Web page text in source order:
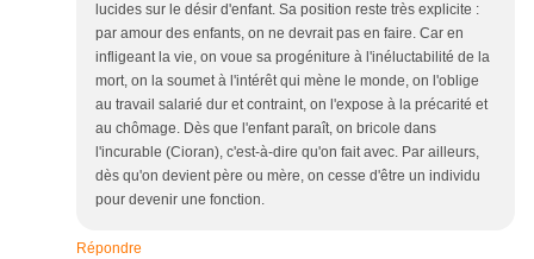
lucides sur le désir d'enfant. Sa position reste très explicite :
par amour des enfants, on ne devrait pas en faire. Car en
infligeant la vie, on voue sa progéniture à l'inéluctabilité de la
mort, on la soumet à l'intérêt qui mène le monde, on l'oblige
au travail salarié dur et contraint, on l'expose à la précarité et
au chômage. Dès que l'enfant paraît, on bricole dans
l'incurable (Cioran), c'est-à-dire qu'on fait avec. Par ailleurs,
dès qu'on devient père ou mère, on cesse d'être un individu
pour devenir une fonction.
Répondre